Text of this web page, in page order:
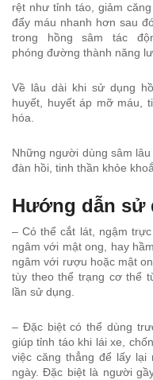
rệt như tỉnh táo, giảm
đẩy máu nhanh hơn sau
trong hồng sâm tác
phóng đường thành năng
Về lâu dài khi sử dụng
huyết, huyết áp mỡ máu,
hóa.
Những người dùng sâm
đàn hồi, tinh thần khỏe
Hướng dẫn sử
– Có thể cắt lát, ngậm
ngâm với mật ong, hay
ngâm với rượu hoặc mật
tùy theo thể trạng cơ thể
lần sử dụng.
– Đặc biệt có thể dùng
giúp tỉnh táo khi lái xe,
việc căng thẳng để lấy lại
ngày. Đặc biệt là người